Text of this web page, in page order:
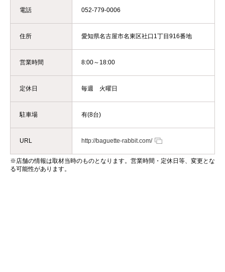
電話 052-779-0006
住所 愛知県名古屋市名東区社口1丁目916番地
営業時間 8:00～18:00
定休日 毎週 火曜日
駐車場 有(8台)
URL http://baguette-rabbit.com/
※店舗の情報は取材当時のものとなります。営業時間・定休日等、変更とな
る可能性があります。